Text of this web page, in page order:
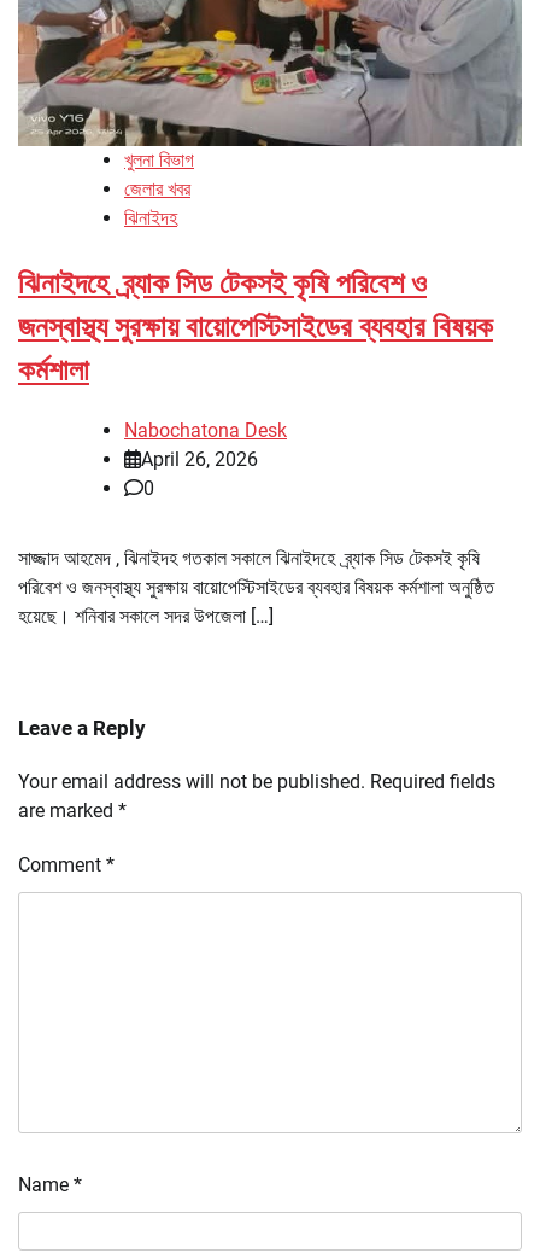
খুলনা বিভাগ
জেলার খবর
ঝিনাইদহ
ঝিনাইদহে ব্র্যাক সিড টেকসই কৃষি পরিবেশ ও
জনস্বাস্থ্য সুরক্ষায় বায়োপেস্টিসাইডের ব্যবহার বিষয়ক
কর্মশালা
Nabochatona Desk
April 26, 2026
0
সাজ্জাদ আহমেদ , ঝিনাইদহ গতকাল সকালে ঝিনাইদহে ব্র্যাক সিড টেকসই কৃষি
পরিবেশ ও জনস্বাস্থ্য সুরক্ষায় বায়োপেস্টিসাইডের ব্যবহার বিষয়ক কর্মশালা অনুষ্ঠিত
হয়েছে। শনিবার সকালে সদর উপজেলা […]
Leave a Reply
Your email address will not be published. Required fields
are marked *
Comment *
Name *